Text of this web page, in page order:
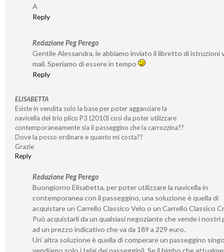
A
Reply
Redazione Peg Perego
Gentile Alessandra, le abbiamo inviato il libretto di istruzioni
mail. Speriamo di essere in tempo
Reply
ELISABETTA
Esiste in vendita solo la base per poter agganciare la
navicella del trio plico P3 (2010) così da poter utilizzare
contemporaneamente sia il passeggino che la carrozzina??
Dove la posso ordinare e quanto mi costa??
Grazie
Reply
Redazione Peg Perego
Buongiorno Elisabetta, per poter utilizzare la navicella in
contemporanea con il passeggino, una soluzione è quella di
acquistare un Carrello Classico Velo o un Carrello Classico
Può acquistarli da un qualsiasi negoziante che vende i
ad un prezzo indicativo che va da 189 a 229 euro.
Un’ altra soluzione è quella di comperare un passeggino
vendiamo solo i telai dei passeggini). Se il bimbo che